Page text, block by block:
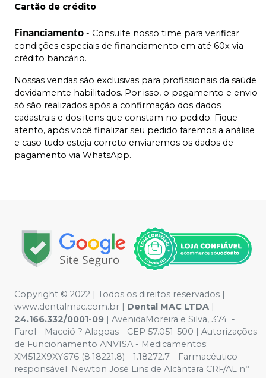
Cartão de crédito
Financiamento - Consulte nosso time para verificar
condições especiais de financiamento em até 60x via
crédito bancário.
Nossas vendas são exclusivas para profissionais da saúde
devidamente habilitados. Por isso, o pagamento e envio
só são realizados após a confirmação dos dados
cadastrais e dos itens que constam no pedido. Fique
atento, após você finalizar seu pedido faremos a análise
e caso tudo esteja correto enviaremos os dados de
pagamento via WhatsApp.
Copyright © 2022 | Todos os direitos reservados |
www.dentalmac.com.br | Dental MAC LTDA |
24.166.332/0001-09 | AvenidaMoreira e Silva, 374 -
Farol - Maceió ? Alagoas - CEP 57.051-500 | Autorizações
de Funcionamento ANVISA - Medicamentos:
XM512X9XY676 (8.18221.8) - 1.18272.7 - Farmacêutico
responsável: Newton José Lins de Alcântara CRF/AL n°